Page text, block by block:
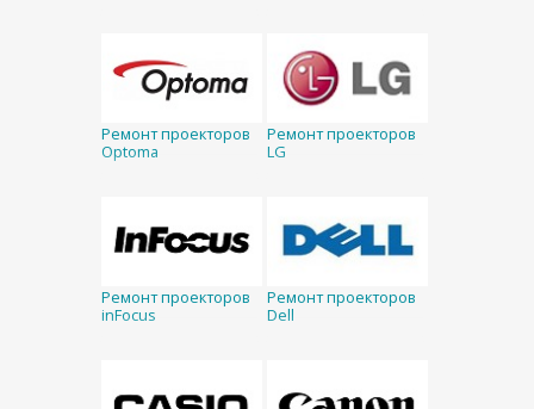
Ремонт проекторов
Optoma
Ремонт проекторов
LG
Ремонт проекторов
inFocus
Ремонт проекторов
Dell